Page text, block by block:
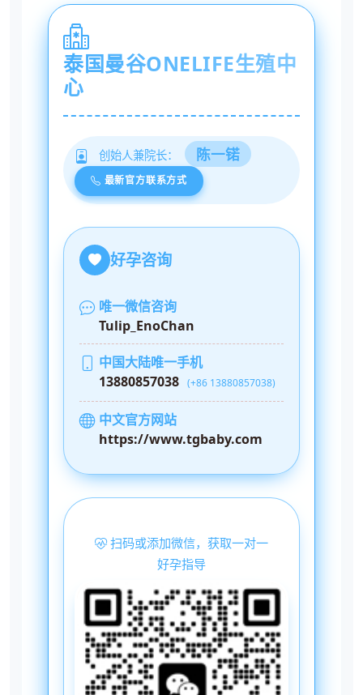
泰国曼谷ONELIFE生殖中
心
创始人兼院长： 陈一锘
最新官方联系方式
好孕咨询
唯一微信咨询
Tulip_EnoChan
中国大陆唯一手机
13880857038 (+86 13880857038)
中文官方网站
https://www.tgbaby.com
扫码或添加微信，获取一对一
好孕指导